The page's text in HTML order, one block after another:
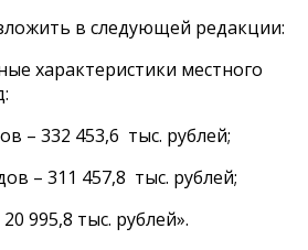
в следующей редакции:
характеристики местного
– 332 453,6 тыс. рублей;
– 311 457,8 тыс. рублей;
995,8 тыс. рублей».